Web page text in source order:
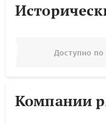
Доступно по
Компании